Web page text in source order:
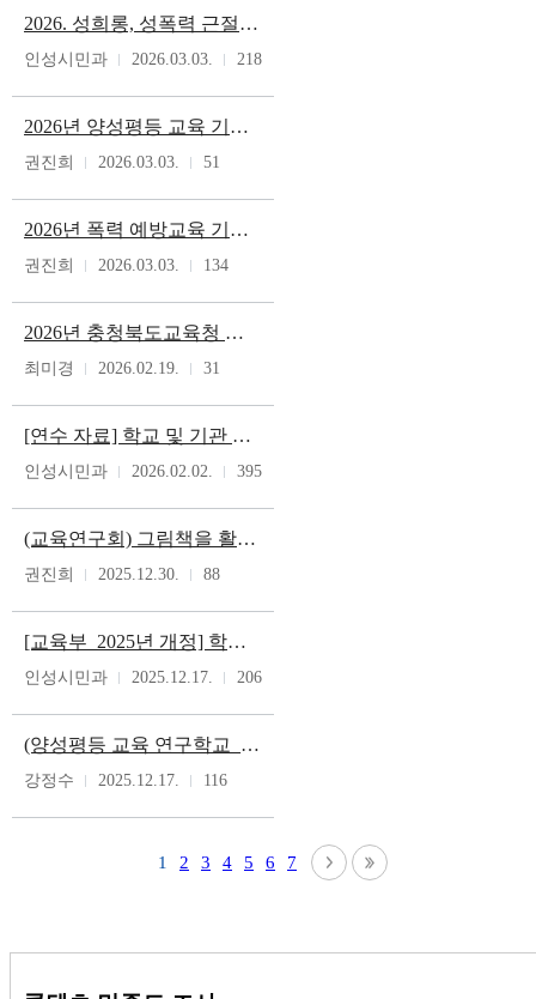
2026. 성희롱, 성폭력 근절 추진 기본 계획
인성시민과 2026.03.03. 218
2026년 양성평등 교육 기본 계획
권진희 2026.03.03. 51
2026년 폭력 예방교육 기본 계획
권진희 2026.03.03. 134
2026년 충청북도교육청 성별영향평가 운영계획
최미경 2026.02.19. 31
[연수 자료] 학교 및 기관 자체 교직원 성희롱 성폭력 근절 연수 예시 자료
인성시민과 2026.02.02. 395
(교육연구회) 그림책을 활용한 성교육 자료
권진희 2025.12.30. 88
[교육부_2025년 개정] 학교 내 성희롱 성폭력 사안 대응 업무 안내서 및 사안처리 사례집 안내
인성시민과 2025.12.17. 206
(양성평등 교육 연구학교_단재초) 초등학교 학년별 양성평등 교육 15차시 수업 자료
강정수 2025.12.17. 116
1 2 3 4 5 6 7